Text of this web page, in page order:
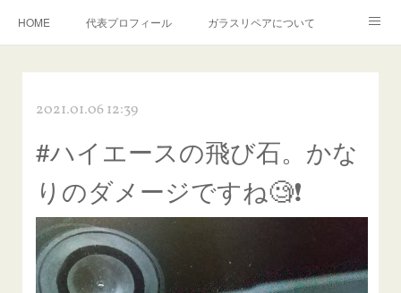
HOME 代表プロフィール ガラスリペアについて
飛び石施工料金について
当店へのアクセス 建築ガラスキズ取り・研磨・磨き
【プロ使用】フッ素系ガラストリートメント『アクアペル』
当店の良心的価格の理由について
欧州車モールの白サビやシミを落とす！
飛び石ひび割れでヒビ先が伸びた場合は？
2021.01.06 12:39
#ハイエースの飛び石。かな
りのダメージですね🧐❗️